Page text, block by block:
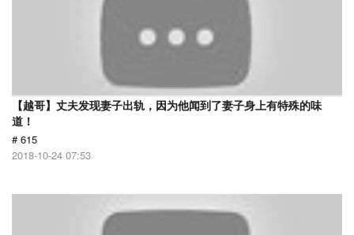
【越哥】丈夫发现妻子出轨，因为他闻到了妻子身上有特殊的味
道！
# 615
2018-10-24 07:53